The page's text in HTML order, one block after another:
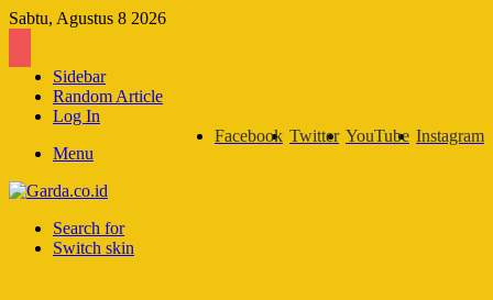
Sabtu, Agustus 8 2026
Sidebar
Random Article
Log In
Instagram
YouTube
Twitter
Facebook
Menu
Search for
Switch skin